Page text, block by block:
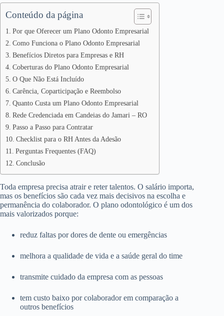
Conteúdo da página
Por que Oferecer um Plano Odonto Empresarial
Como Funciona o Plano Odonto Empresarial
Benefícios Diretos para Empresas e RH
Coberturas do Plano Odonto Empresarial
O Que Não Está Incluído
Carência, Coparticipação e Reembolso
Quanto Custa um Plano Odonto Empresarial
Rede Credenciada em Candeias do Jamari – RO
Passo a Passo para Contratar
Checklist para o RH Antes da Adesão
Perguntas Frequentes (FAQ)
Conclusão
Toda empresa precisa atrair e reter talentos. O salário importa,
mas os benefícios são cada vez mais decisivos na escolha e
permanência do colaborador. O plano odontológico é um dos
mais valorizados porque:
reduz faltas por dores de dente ou emergências
melhora a qualidade de vida e a saúde geral do time
transmite cuidado da empresa com as pessoas
tem custo baixo por colaborador em comparação a
outros benefícios